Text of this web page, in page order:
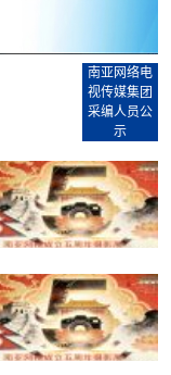
南亚网络电
视传媒集团
采编人员公
示